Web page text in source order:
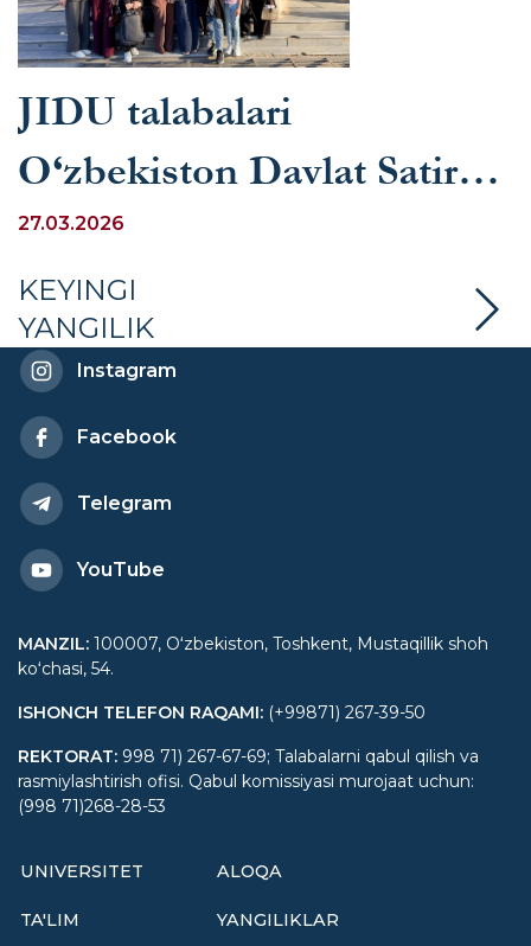
JIDU talabalari
O‘zbekiston Davlat Satira
teatriga tashrif buyurdilar
27.03.2026
KEYINGI
YANGILIK
Instagram
Facebook
Telegram
YouTube
MANZIL: 100007, Oʻzbekiston, Toshkent, Mustaqillik shoh
koʻchasi, 54.
ISHONCH TELEFON RAQAMI: (+99871) 267-39-50
REKTORAT: 998 71) 267-67-69; Talabalarni qabul qilish va
rasmiylashtirish ofisi. Qabul komissiyasi murojaat uchun:
(998 71)268-28-53
UNIVERSITET
TA'LIM
ALOQA
YANGILIKLAR